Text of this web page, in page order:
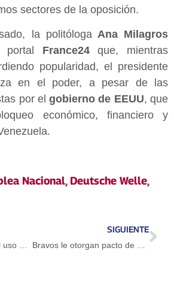
sectores de la oposición.
la politólogaAna Milagros
portal France24que, mientras
popularidad, el presidente
en el poder, a pesar de las
por elgobierno de EEUU, que
económico, financiero y
Nacional, Deutsche Welle,
SIGUIENTE